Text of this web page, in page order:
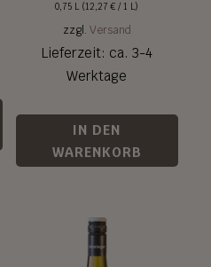
0,75 L (12,27€ / 1 L)
zzgl. Versand
Lieferzeit: ca. 3-4
Werktage
IN DEN
WARENKORB